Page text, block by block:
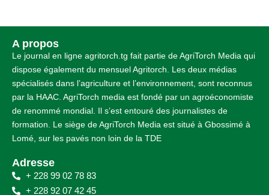
A propos
Le journal en ligne agritorch.tg fait partie de AgriTorch Media qui
dispose également du mensuel Agritorch. Les deux médias
spécialisés dans l’agriculture et l’environnement, sont reconnus
par la HAAC. AgriTorch media est fondé par un agroéconomiste
de renommé mondial. Il s’est entouré des journalistes de
formation. Le siège de AgriTorch Media est situé à Gbossimé à
Lomé, sur les pavés non loin de la TDE
Adresse
+ 228 99 02 78 83
+ 228 92 07 42 45